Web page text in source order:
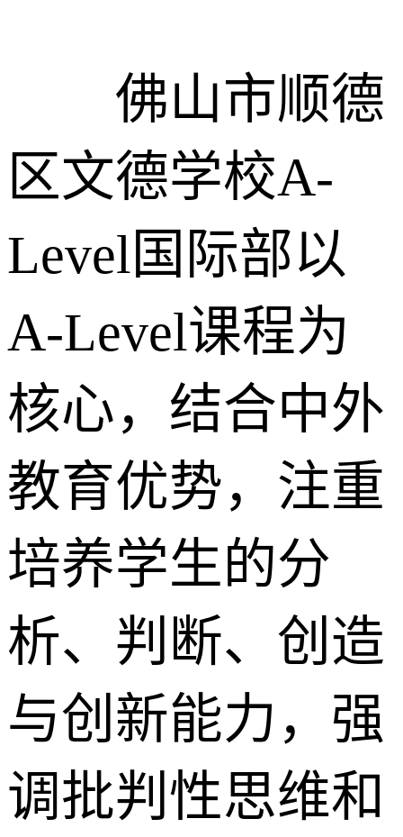
佛山市顺德
区文德学校A-
Level国际部以
A-Level课程为
核心，结合中外
教育优势，注重
培养学生的分
析、判断、创造
与创新能力，强
调批判性思维和